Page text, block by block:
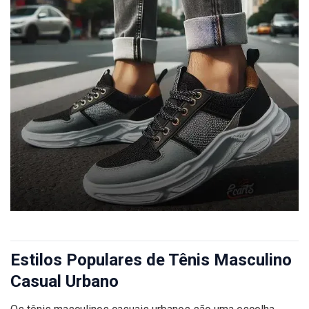
Estilos Populares de Tênis Masculino
Casual Urbano